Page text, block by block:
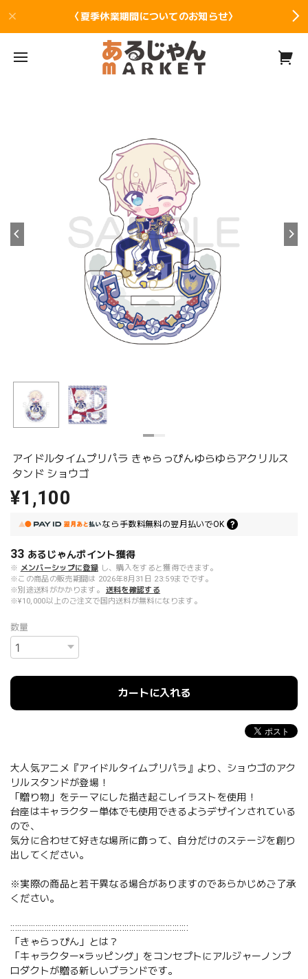
〈夏季休業期間についてのお知らせ〉
アイドルタイムプリパラ きゃらっぴんゆらゆらアクリルス
タンド ショウゴ
¥1,100
なら 手数料無料の翌月払いでOK
33 あるじゃんポイント獲得
※ メンバーシップに登録 し、購入をすると獲得できます。
※この商品の販売期間は 2026年8月31日 23:59までです。
※別途送料がかかります。
送料を確認する
※¥10,000以上のご注文で国内送料が無料になります。
数量
カートに入れる
大人気アニメ『アイドルタイムプリパラ』より、ショウゴのアク
リルスタンドが登場！
「贈り物」をテーマにした描き起こしイラストを使用！
台座はキャラクター単体でも使用できるようデザインされている
ので、
気分に合わせて好きな場所に飾って、自分だけのステージを創り
出してください。
※実際の商品と若干異なる場合がありますのであらかじめご了承
ください。
::::::::::::::::::::::::::::::::::::::::::::::::::::::::::::::::::::::::::::::
「きゃらっぴん」とは？
「キャラクター×ラッピング」をコンセプトにアルジャーノンプ
ロダクトが贈る新しいブランドです。